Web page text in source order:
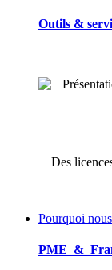
Outils &
Des
Pourquoi
PME &